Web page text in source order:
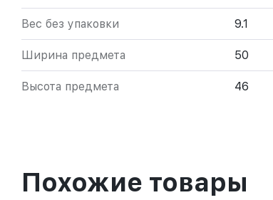
Вес без упаковки 9.1
Ширина предмета 50
Высота предмета 46
Похожие товары